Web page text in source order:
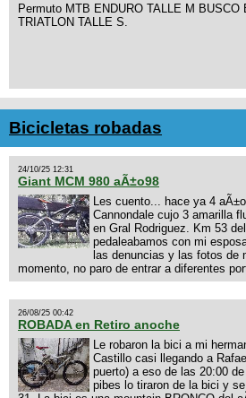
Permuto MTB ENDURO TALLE M BUSCO
TRIATLON TALLE S.
Bicicletas robadas
24/10/25 12:31
Giant MCM 980 aÃ±o98
Les cuento... hace ya 4
Cannondale cujo 3 amarilla
en Gral Rodriguez. Km 53
pedaleabamos con mi
las denuncias y las fotos de
momento, no paro de entrar a diferentes
26/08/25 00:42
ROBADA en Retiro anoche
Le robaron la bici a mi
Castillo casi llegando a
puerto) a eso de las 20:00
pibes lo tiraron de la bici y